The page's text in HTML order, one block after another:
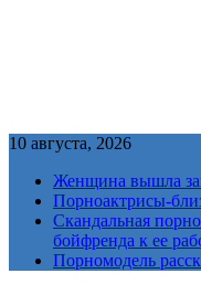
10 августа, 2026
Женщина вышла
Порноактрисы-
Скандальная
бойфренда к ее
Порномодель